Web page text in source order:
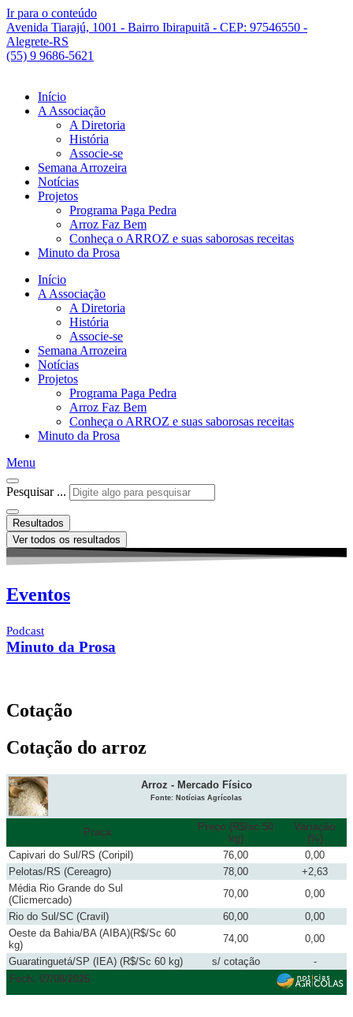
Ir para o conteúdo
Avenida Tiarajú, 1001 - Bairro Ibirapuitã - CEP: 97546550 -
Alegrete-RS
(55) 9 9686-5621
Início
A Associação
A Diretoria
História
Associe-se
Semana Arrozeira
Notícias
Projetos
Programa Paga Pedra
Arroz Faz Bem
Conheça o ARROZ e suas saborosas receitas
Minuto da Prosa
Início
A Associação
A Diretoria
História
Associe-se
Semana Arrozeira
Notícias
Projetos
Programa Paga Pedra
Arroz Faz Bem
Conheça o ARROZ e suas saborosas receitas
Minuto da Prosa
Menu
Pesquisar ...
Resultados
Ver todos os resultados
Eventos
Podcast
Minuto da Prosa
Cotação
Cotação do arroz
Arroz - Mercado Físico
Fonte: Notícias Agrícolas
Praça
Preço (R$/sc 50
kg)
Variação
(%)
Capivari do Sul/RS (Coripil)
76,00
0,00
Pelotas/RS (Cereagro)
78,00
+2,63
Média Rio Grande do Sul
(Clicmercado)
70,00
0,00
Rio do Sul/SC (Cravil)
60,00
0,00
Oeste da Bahia/BA (AIBA)(R$/Sc 60
kg)
74,00
0,00
Guaratinguetá/SP (IEA) (R$/Sc 60 kg)
s/ cotação
-
Fech. 07/08/2026